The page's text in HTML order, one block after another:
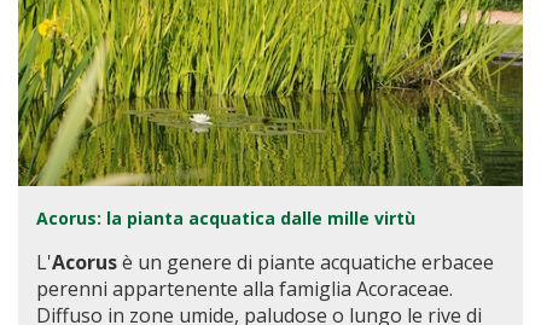
Acorus: la pianta acquatica dalle mille virtù
L'Acorusè un genere di piante acquatiche erbacee
perenni appartenente alla famiglia Acoraceae.
Diffuso in zone umide, paludose o lungo le rive di